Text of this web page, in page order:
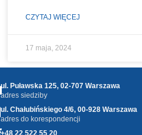
CZYTAJ WIĘCEJ
17 maja, 2024
ul. Puławska 125, 02-707 Warszawa
adres siedziby
ul. Chałubińskiego 4/6, 00-928 Warszawa
adres do korespondencji
+48 22 522 55 20